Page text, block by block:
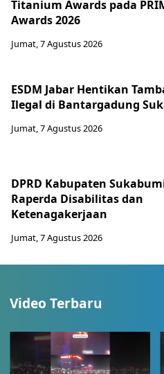
Titanium Awards pada
Awards 2026
Jumat, 7 Agustus 2026
ESDM Jabar Hentikan
Ilegal di Bantargadung
Jumat, 7 Agustus 2026
DPRD Kabupaten
Raperda Disabilitas dan
Ketenagakerjaan
Jumat, 7 Agustus 2026
Video Terbaru